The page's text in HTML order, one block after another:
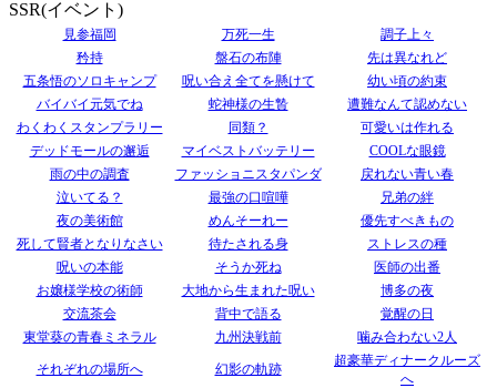
SSR(イベント)
見参福岡 万死一生
調子上々
矜持
盤石の布陣
先は異なれど
五条悟のソロキャンプ
呪い合え全てを懸けて
幼い頃の約束
バイバイ元気でね
蛇神様の生贄
遭難なんて認めない
わくわくスタンプラリー
同類？
可愛いは作れる
デッドモールの邂逅
マイベストバッテリー
COOLな眼鏡
雨の中の調査
ファッショニスタパンダ
戻れない青い春
泣いてる？
最強の口喧嘩
兄弟の絆
夜の美術館
めんそーれー
優先すべきもの
死して賢者となりなさい
待たされる身
ストレスの種
呪いの本能
そうか死ね
医師の出番
お嬢様学校の術師
大地から生まれた呪い
博多の夜
交流茶会
背中で語る
覚醒の日
東堂葵の青春ミネラル
九州決戦前 噛み合わない2人
それぞれの場所へ 幻影の軌跡
超豪華ディナークルーズ
へ